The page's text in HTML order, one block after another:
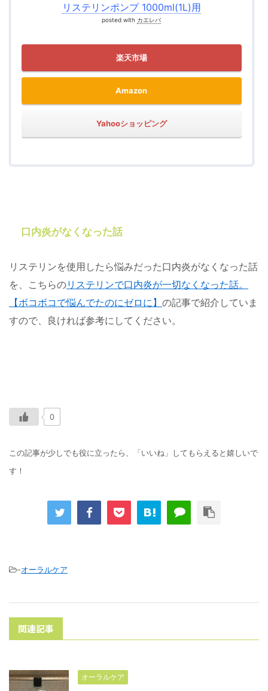
リステリンポンプ 1000ml(1L)用
posted with カエレバ
楽天市場
Amazon
Yahooショッピング
口内炎がなくなった話
リステリンを使用したら悩みだった口内炎がなくなった話
を、こちらのリステリンで口内炎が一切なくなった話。
【ボコボコで悩んでたのにゼロに】 の記事で紹介していま
すので、良ければ参考にしてください。
0
この記事が少しでも役に立ったら、「いいね」してもらえると嬉しいで
す！
-オーラルケア
関連記事
オーラルケア